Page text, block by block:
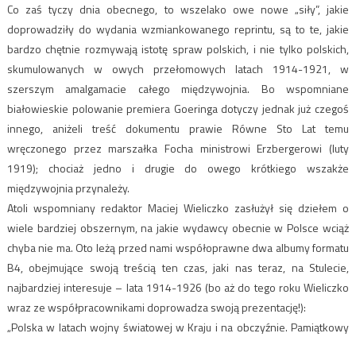
Co zaś tyczy dnia obecnego, to wszelako owe nowe „siły”, jakie
doprowadziły do wydania wzmiankowanego reprintu, są to te, jakie
bardzo chętnie rozmywają istotę spraw polskich, i nie tylko polskich,
skumulowanych w owych przełomowych latach 1914-1921, w
szerszym amalgamacie całego międzywojnia. Bo wspomniane
białowieskie polowanie premiera Goeringa dotyczy jednak już czegoś
innego, aniżeli treść dokumentu prawie Równe Sto Lat temu
wręczonego przez marszałka Focha ministrowi Erzbergerowi (luty
1919); chociaż jedno i drugie do owego krótkiego wszakże
międzywojnia przynależy.
Atoli wspomniany redaktor Maciej Wieliczko zasłużył się dziełem o
wiele bardziej obszernym, na jakie wydawcy obecnie w Polsce wciąż
chyba nie ma. Oto leżą przed nami współoprawne dwa albumy formatu
B4, obejmujące swoją treścią ten czas, jaki nas teraz, na Stulecie,
najbardziej interesuje – lata 1914-1926 (bo aż do tego roku Wieliczko
wraz ze współpracownikami doprowadza swoją prezentację!):
„Polska w latach wojny światowej w Kraju i na obczyźnie. Pamiątkowy